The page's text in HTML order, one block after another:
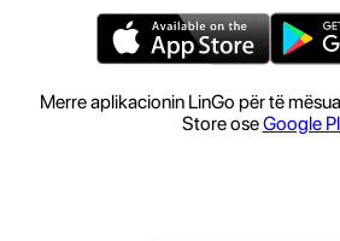
Merre aplikacionin LinGo për të
Store oseGoogle